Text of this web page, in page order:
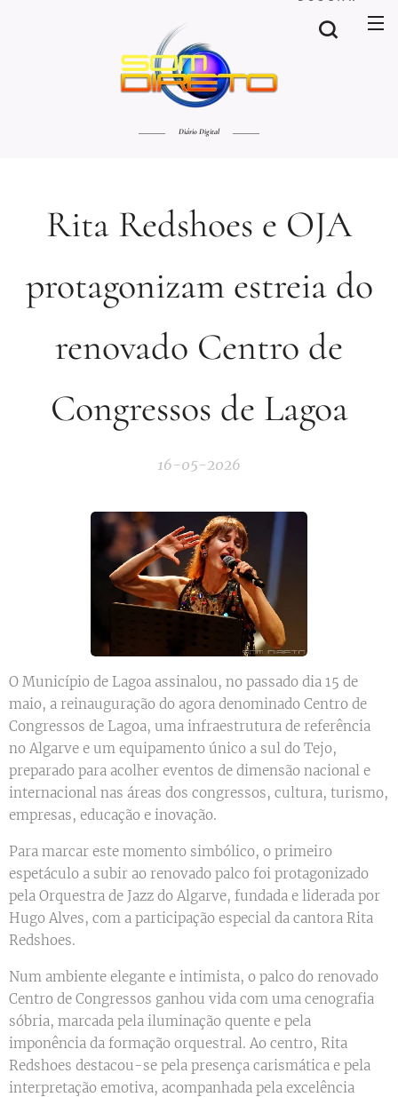
Diário Digital
Rita Redshoes e OJA
protagonizam estreia do
renovado Centro de
Congressos de Lagoa
16-05-2026
O Município de Lagoa assinalou, no passado dia 15 de
maio, a reinauguração do agora denominado Centro de
Congressos de Lagoa, uma infraestrutura de referência
no Algarve e um equipamento único a sul do Tejo,
preparado para acolher eventos de dimensão nacional e
internacional nas áreas dos congressos, cultura, turismo,
empresas, educação e inovação.
Para marcar este momento simbólico, o primeiro
espetáculo a subir ao renovado palco foi protagonizado
pela Orquestra de Jazz do Algarve, fundada e liderada por
Hugo Alves, com a participação especial da cantora Rita
Redshoes.
Num ambiente elegante e intimista, o palco do renovado
Centro de Congressos ganhou vida com uma cenografia
sóbria, marcada pela iluminação quente e pela
imponência da formação orquestral. Ao centro, Rita
Redshoes destacou-se pela presença carismática e pela
interpretação emotiva, acompanhada pela excelência